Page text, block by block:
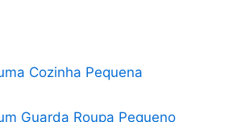
Cozinha Pequena
Guarda Roupa Pequeno